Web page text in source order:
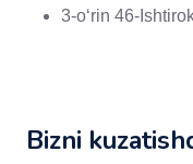
3-oʻrin 46-
Bizni